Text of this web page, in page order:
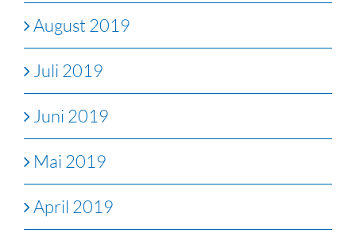
August 2019
Juli 2019
Juni 2019
Mai 2019
April 2019